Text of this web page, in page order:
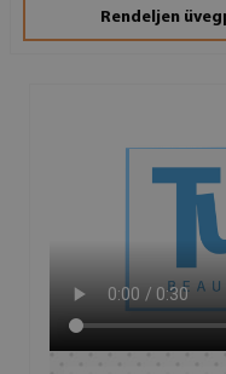
Rendeljen